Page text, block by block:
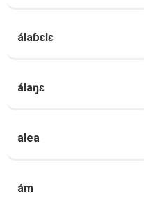
álaɓɛlɛ
álaŋɛ
alea
ám